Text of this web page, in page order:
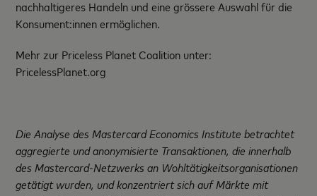
nachhaltigeres Handeln und eine grössere Auswahl für die
Konsument:innen ermöglichen.
Mehr zur Priceless Planet Coalition unter:
PricelessPlanet.org
Die Analyse des Mastercard Economics Institute betrachtet
aggregierte und anonymisierte Transaktionen, die innerhalb
des Mastercard-Netzwerks an Wohltätigkeitsorganisationen
getätigt wurden, und konzentriert sich auf Märkte mit